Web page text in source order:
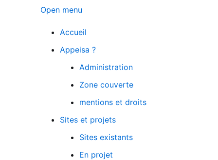
Open menu
Accueil
Appeisa ?
Administration
Zone couverte
mentions et droits
Sites et projets
Sites existants
En projet